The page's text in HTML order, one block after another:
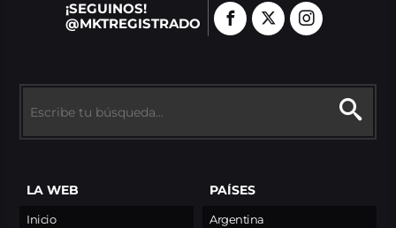
¡SEGUINOS!
@MKTREGISTRADO
LA WEB
Inicio
PAÍSES
Argentina